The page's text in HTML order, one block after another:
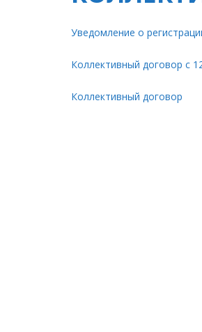
ИНФОРМАЦИЯ О
ДОСТУП К
Уведомление о
Коллективный договор с
Коллективный договор